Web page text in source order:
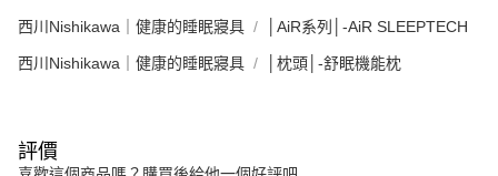
西川Nishikawa｜健康的睡眠寢具 │AiR系列│-AiR SLEEPTECH
西川Nishikawa｜健康的睡眠寢具 │枕頭│-舒眠機能枕
評價